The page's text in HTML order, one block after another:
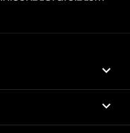

